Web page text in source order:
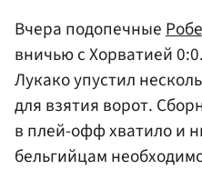
Вчера подопечные
вничью с Хорватией
Лукако упустил
для взятия ворот.
в плей-офф хватило и
бельгийцам